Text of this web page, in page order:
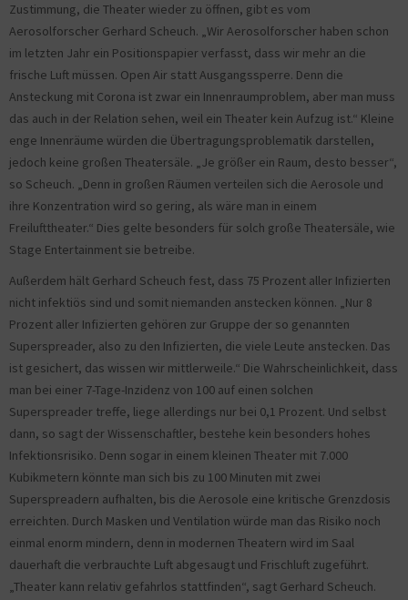
Zustimmung, die Theater wieder zu öffnen, gibt es vom
Aerosolforscher Gerhard Scheuch. „Wir Aerosolforscher haben schon
im letzten Jahr ein Positionspapier verfasst, dass wir mehr an die
frische Luft müssen. Open Air statt Ausgangssperre. Denn die
Ansteckung mit Corona ist zwar ein Innenraumproblem, aber man muss
das auch in der Relation sehen, weil ein Theater kein Aufzug ist.“ Kleine
enge Innenräume würden die Übertragungsproblematik darstellen,
jedoch keine großen Theatersäle. „Je größer ein Raum, desto besser“,
so Scheuch. „Denn in großen Räumen verteilen sich die Aerosole und
ihre Konzentration wird so gering, als wäre man in einem
Freilufttheater.“ Dies gelte besonders für solch große Theatersäle, wie
Stage Entertainment sie betreibe.
Außerdem hält Gerhard Scheuch fest, dass 75 Prozent aller Infizierten
nicht infektiös sind und somit niemanden anstecken können. „Nur 8
Prozent aller Infizierten gehören zur Gruppe der so genannten
Superspreader, also zu den Infizierten, die viele Leute anstecken. Das
ist gesichert, das wissen wir mittlerweile.“ Die Wahrscheinlichkeit, dass
man bei einer 7-Tage-Inzidenz von 100 auf einen solchen
Superspreader treffe, liege allerdings nur bei 0,1 Prozent. Und selbst
dann, so sagt der Wissenschaftler, bestehe kein besonders hohes
Infektionsrisiko. Denn sogar in einem kleinen Theater mit 7.000
Kubikmetern könnte man sich bis zu 100 Minuten mit zwei
Superspreadern aufhalten, bis die Aerosole eine kritische Grenzdosis
erreichten. Durch Masken und Ventilation würde man das Risiko noch
einmal enorm mindern, denn in modernen Theatern wird im Saal
dauerhaft die verbrauchte Luft abgesaugt und Frischluft zugeführt.
„Theater kann relativ gefahrlos stattfinden“, sagt Gerhard Scheuch.